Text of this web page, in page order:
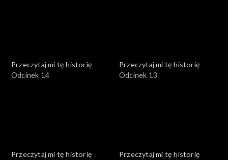
Przeczytaj mi tę historię
Odcinek 14
Przeczytaj mi tę historię
Odcinek 13
Przeczytaj mi tę historię
Przeczytaj mi tę historię